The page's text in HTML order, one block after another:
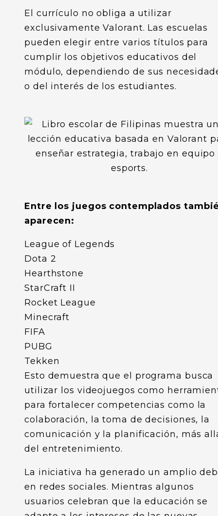
El currículo no obliga a utilizar
exclusivamente Valorant. Las escuelas
pueden elegir entre varios títulos para
cumplir los objetivos educativos del
módulo, dependiendo de sus
o del interés de los estudiantes.
Entre los juegos contemplados
aparecen:
League of Legends
Dota 2
Hearthstone
StarCraft II
Rocket League
Minecraft
FIFA
PUBG
Tekken
Esto demuestra que el programa busca
utilizar los videojuegos como
para fortalecer competencias como la
colaboración, la toma de decisiones, la
comunicación y la planificación, más
del entretenimiento.
La iniciativa ha generado un amplio
en redes sociales. Mientras algunos
usuarios celebran que la educación se